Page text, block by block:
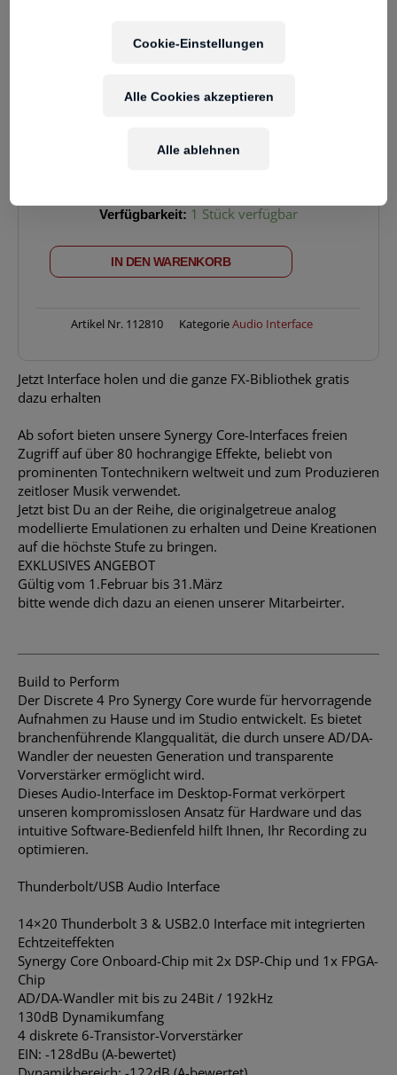
1.049,00€
Kostenloser Versandin AT & DE
Verfügbarkeit: 1 Stück verfügbar
ANTELOPE
Pro
Vorführmodell
Menge
IN DEN WARENKORB
Artikel Nr. 112810 KategorieAudio Interface
Jetzt Interface holen und die ganze FX-Bibliothek gratis
dazu erhalten
Ab sofort bieten unsere Synergy Core-Interfaces freien
Zugriff auf über 80 hochrangige Effekte, beliebt von
prominenten Tontechnikern weltweit und zum Produzieren
zeitloser Musik verwendet.
Jetzt bist Du an der Reihe, die originalgetreue analog
modellierte Emulationen zu erhalten und Deine Kreationen
auf die höchste Stufe zu bringen.
EXKLUSIVES ANGEBOT
Gültig vom 1.Februar bis 31.März
bitte wende dich dazu an eienen unserer Mitarbeirter.
Build to Perform
Der Discrete 4 Pro Synergy Core wurde für hervorragende
Aufnahmen zu Hause und im Studio entwickelt. Es bietet
branchenführende Klangqualität, die durch unsere AD/DA-
Wandler der neuesten Generation und transparente
Vorverstärker ermöglicht wird.
Dieses Audio-Interface im Desktop-Format verkörpert
unseren kompromisslosen Ansatz für Hardware und das
intuitive Software-Bedienfeld hilft Ihnen, Ihr Recording zu
optimieren.
Thunderbolt/USB Audio Interface
14×20 Thunderbolt 3 & USB2.0 Interface mit integrierten
Echtzeiteffekten
Synergy Core Onboard-Chip mit 2x DSP-Chip und 1x FPGA-
Chip
AD/DA-Wandler mit bis zu 24Bit / 192kHz
130dB Dynamikumfang
4 diskrete 6-Transistor-Vorverstärker
EIN: -128dBu (A-bewertet)
Cookie-Einstellungen
Alle ablehnen
Alle Cookies akzeptieren